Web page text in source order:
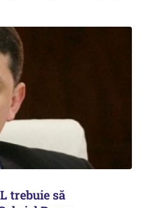
trebuie să